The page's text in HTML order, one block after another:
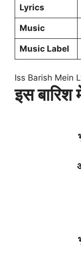
Lyrics
Music
Music Label
Iss Barish Mein
इस बारिश